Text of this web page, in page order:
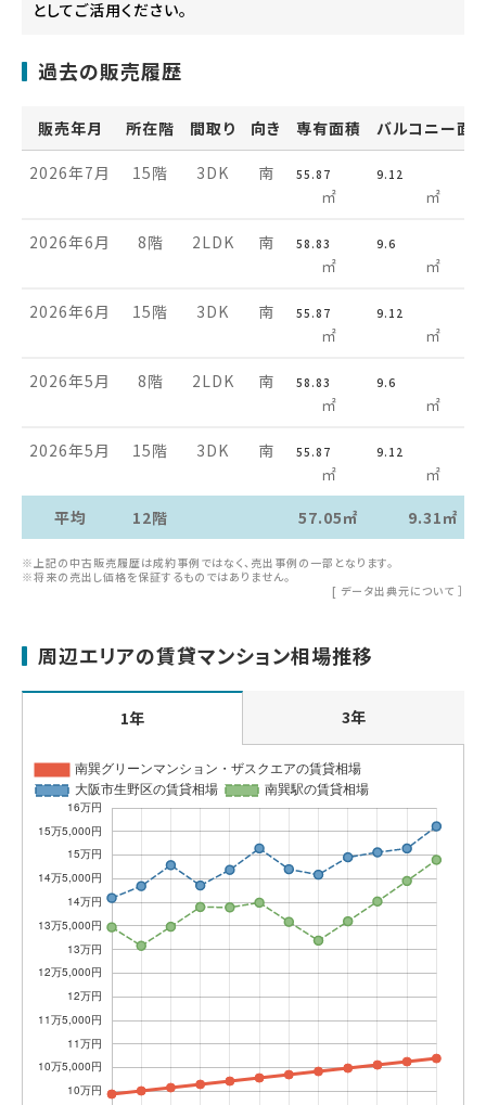
としてご活用ください。
過去の販売履歴
販売年月 所在階 間取り 向き 専有面積 バルコニー面
2026年7月 15階 3DK 南 55.87
㎡
9.12
㎡
2026年6月 8階 2LDK 南 58.83
㎡
9.6
㎡
2026年6月 15階 3DK 南 55.87
㎡
9.12
㎡
2026年5月 8階 2LDK 南 58.83
㎡
9.6
㎡
2026年5月 15階 3DK 南 55.87
㎡
9.12
㎡
平均
12階 57.05㎡ 9.31㎡
※上記の中古販売履歴は成約事例ではなく、売出事例の一部となります。
※将来の売出し価格を保証するものではありません。
[ データ出典元について ］
周辺エリアの賃貸マンション相場推移
1年 3年